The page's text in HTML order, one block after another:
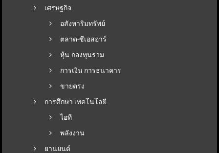
เศรษฐกิจ
อสังหาริมทรัพย์
ตลาด-ซีเอสอาร์
หุ้น-กองทุนรวม
การเงิน การธนาคาร
ขายตรง
การศึกษา เทคโนโลยี
ไอที
พลังงาน
ยานยนต์